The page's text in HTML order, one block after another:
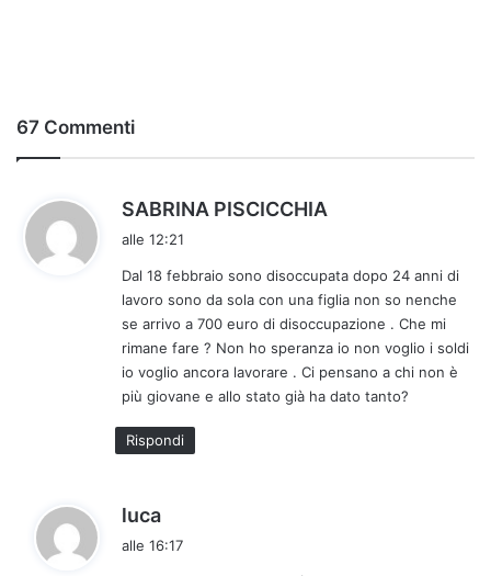
67 Commenti
SABRINA PISCICCHIA
e
t
t
o
:
alle 12:21
Dal 18 febbraio sono disoccupata dopo 24 anni di
lavoro sono da sola con una figlia non so nenche
se arrivo a 700 euro di disoccupazione . Che mi
rimane fare ? Non ho speranza io non voglio i soldi
io voglio ancora lavorare . Ci pensano a chi non è
più giovane e allo stato già ha dato tanto?
Rispondi
luca
a
alle 16:17